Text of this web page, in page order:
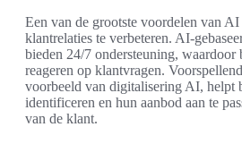
Een van de grootste voordelen van
klantrelaties te verbeteren. AI-
bieden 24/7 ondersteuning, waardoor
reageren op klantvragen.
voorbeeld van digitalisering AI, helpt
identificeren en hun aanbod aan te
van de klant.